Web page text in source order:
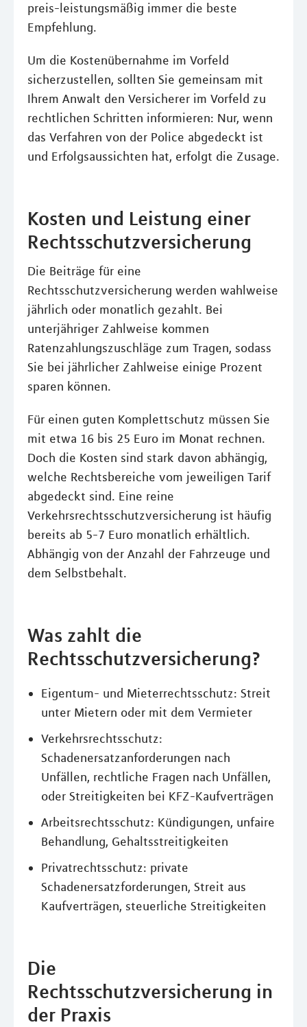
preis-leistungsmäßig immer die beste
Empfehlung.
Um die Kostenübernahme im Vorfeld
sicherzustellen, sollten Sie gemeinsam mit
Ihrem Anwalt den Versicherer im Vorfeld zu
rechtlichen Schritten informieren: Nur, wenn
das Verfahren von der Police abgedeckt ist
und Erfolgsaussichten hat, erfolgt die Zusage.
Kosten und Leistung einer
Rechtsschutzversicherung
Die Beiträge für eine
Rechtsschutzversicherung werden wahlweise
jährlich oder monatlich gezahlt. Bei
unterjähriger Zahlweise kommen
Ratenzahlungszuschläge zum Tragen, sodass
Sie bei jährlicher Zahlweise einige Prozent
sparen können.
Für einen guten Komplettschutz müssen Sie
mit etwa 16 bis 25 Euro im Monat rechnen.
Doch die Kosten sind stark davon abhängig,
welche Rechtsbereiche vom jeweiligen Tarif
abgedeckt sind. Eine reine
Verkehrsrechtsschutzversicherung ist häufig
bereits ab 5-7 Euro monatlich erhältlich.
Abhängig von der Anzahl der Fahrzeuge und
dem Selbstbehalt.
Was zahlt die
Rechtsschutzversicherung?
Eigentum- und Mieterrechtsschutz: Streit
unter Mietern oder mit dem Vermieter
Verkehrsrechtsschutz:
Schadenersatzanforderungen nach
Unfällen, rechtliche Fragen nach Unfällen,
oder Streitigkeiten bei KFZ-Kaufverträgen
Arbeitsrechtsschutz: Kündigungen, unfaire
Behandlung, Gehaltsstreitigkeiten
Privatrechtsschutz: private
Schadenersatzforderungen, Streit aus
Kaufverträgen, steuerliche Streitigkeiten
Die
Rechtsschutzversicherung in
der Praxis